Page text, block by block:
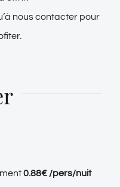
nous contacter pour
0.88€ /pers/nuit